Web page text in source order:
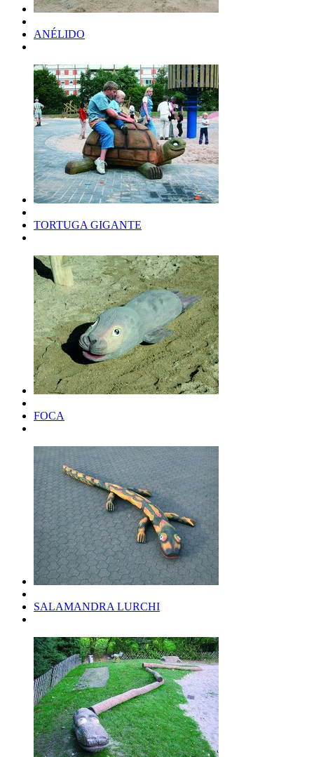
ANÉLIDO
TORTUGA GIGANTE
FOCA
SALAMANDRA LURCHI